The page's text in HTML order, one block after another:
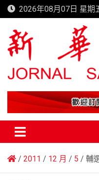
Skip
to
content
2026年08月07日 星期
新華澳報
2011 12 月 5 輔